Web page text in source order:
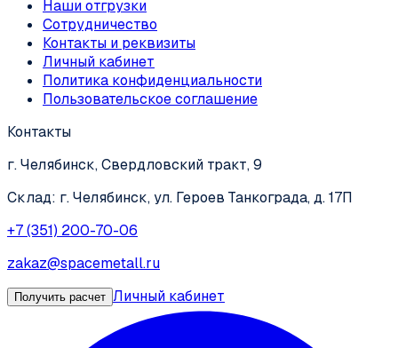
Наши отгрузки
Сотрудничество
Контакты и реквизиты
Личный кабинет
Политика конфиденциальности
Пользовательское соглашение
Контакты
г. Челябинск, Свердловский тракт, 9
Склад: г. Челябинск, ул. Героев Танкограда, д. 17П
+7 (351) 200-70-06
zakaz@spacemetall.ru
Получить расчет Личный кабинет